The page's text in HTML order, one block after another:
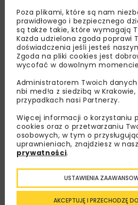
Lubisz wiedzieć
Zapisz się do newslettera aby
nas najlepsze informacje
zaproszenia na wydarzenia,
dedykowane akcje specjalne.
Poza plikami, które są nam
prawidłowego i bezpiecznego
są także takie, które wymagają
Każda udzielona zgoda poprawi
doświadczenia jeśli jesteś
Zgoda na pliki cookies jest
wycofać w dowolnym
Administratorem Twoich
nbi med!a z siedzibą w
przypadkach nasi Partnerzy.
Więcej informacji o korzystaniu
cookies oraz o przetwarzaniu
osobowych, w tym o
uprawnieniach, znajdziesz w
prywatności.
AKCEPTUJĘ I PRZECHODZĘ
USTAWIENIA